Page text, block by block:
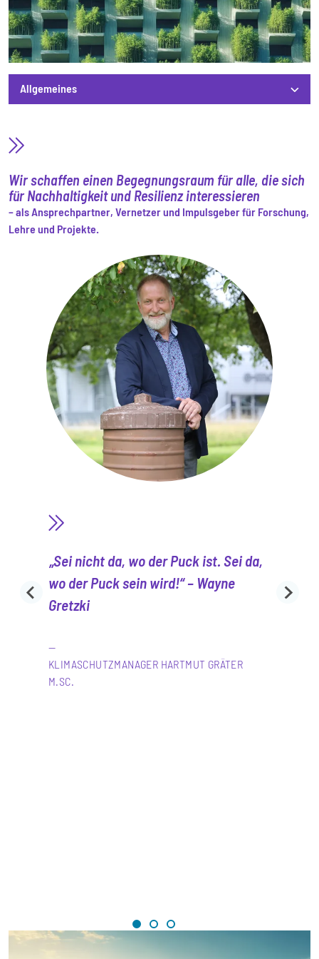
Allgemeines
Wir schaffen einen Begegnungsraum für alle, die sich
für Nachhaltigkeit und Resilienz interessieren
– als Ansprechpartner, Vernetzer und Impulsgeber für Forschung,
Lehre und Projekte.
„Sei nicht da, wo der Puck ist. Sei da,
wo der Puck sein wird!“ – Wayne
Gretzki
KLIMASCHUTZMANAGER HARTMUT GRÄTER
M.SC.